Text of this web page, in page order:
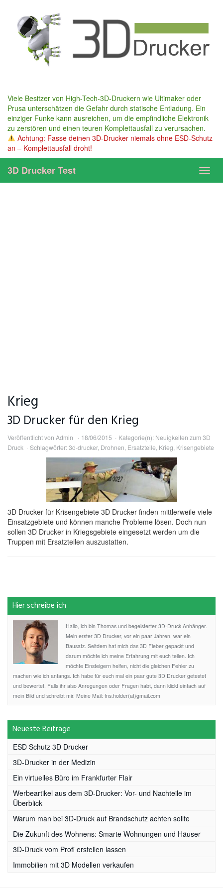
content
Viele Besitzer von High-Tech-3D-Druckern wie Ultimaker oder
Prusa unterschätzen die Gefahr durch statische Entladung. Ein
einziger Funke kann ausreichen, um die empfindliche Elektronik
zu zerstören und einen teuren Komplettausfall zu verursachen.
Achtung: Fasse deinen 3D-Drucker niemals ohne ESD-Schutz
an – Komplettausfall droht!
3D Drucker Test
Krieg
3D Drucker für den Krieg
Veröffentlicht von Admin 18/06/2015 Kategorie(n): Neuigkeiten zum 3D
Druck
Schlagwörter:3d-drucker, Drohnen, Ersatzteile, Krieg, Krisengebiete
3D Drucker für Krisengebiete 3D Drucker finden mittlerweile viele
Einsatzgebiete und können manche Probleme lösen. Doch nun
sollen 3D Drucker in Kriegsgebiete eingesetzt werden um die
Truppen mit Ersatzteilen auszustatten.
Hier schreibe ich
Hallo, ich bin Thomas und begeisterter 3D-Druck Anhänger.
Mein erster 3D Drucker, vor ein paar Jahren, war ein
Bausatz. Seitdem hat mich das 3D Fieber gepackt und
darum möchte ich meine Erfahrung mit euch teilen. Ich
möchte Einsteigern helfen, nicht die gleichen Fehler zu
machen wie ich anfangs. Ich habe für euch mal ein paar gute 3D Drucker getestet
und bewertet. Falls ihr also Anregungen oder Fragen habt, dann klickt einfach auf
mein Bild und schreibt mir. Meine Mail: fns.holder(at)gmail.com
Neueste Beiträge
ESD Schutz 3D Drucker
3D-Drucker in der Medizin
Ein virtuelles Büro im Frankfurter Flair
Werbeartikel aus dem 3D-Drucker: Vor- und Nachteile im
Überblick
Warum man bei 3D-Druck auf Brandschutz achten sollte
Die Zukunft des Wohnens: Smarte Wohnungen und Häuser
3D-Druck vom Profi erstellen lassen
Immobilien mit 3D Modellen verkaufen